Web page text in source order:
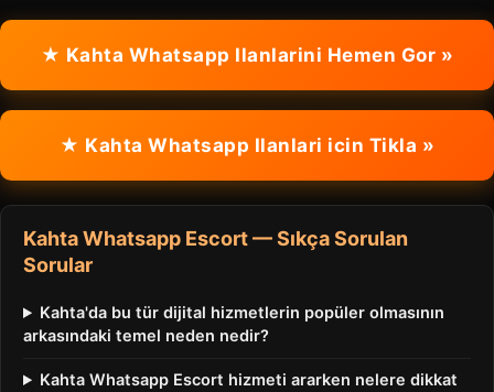
★ Kahta Whatsapp Ilanlarini Hemen Gor »
★ Kahta Whatsapp Ilanlari icin Tikla »
Kahta Whatsapp Escort — Sıkça Sorulan
Sorular
Kahta'da bu tür dijital hizmetlerin popüler olmasının
arkasındaki temel neden nedir?
Kahta Whatsapp Escort hizmeti ararken nelere dikkat